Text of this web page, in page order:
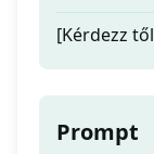
[Kérdezz
Prompt